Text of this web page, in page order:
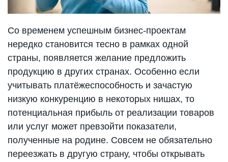
Со временем успешным бизнес-проектам
нередко становится тесно в рамках одной
страны, появляется желание предложить
продукцию в других странах. Особенно если
учитывать платёжеспособность и зачастую
низкую конкуренцию в некоторых нишах, то
потенциальная прибыль от реализации товаров
или услуг может превзойти показатели,
полученные на родине. Совсем не обязательно
переезжать в другую страну, чтобы открывать